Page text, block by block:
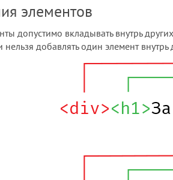
элементов
допустимо вкладывать внутрь
добавлять один элемент внутрь